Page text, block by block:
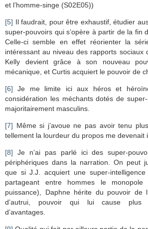
et l’homme-singe (S02E05))
[5] Il faudrait, pour être exhaustif, étudier
super-pouvoirs qui s’opère à partir de la fin
Celle-ci semble en effet réorienter la
intéressant au niveau des rapports sociaux
Kelly devient grâce à son nouveau
mécanique, et Curtis acquiert le pouvoir de
[6] Je me limite ici aux héros et
considération les méchants dotés de
majoritairement masculins.
[7] Même si j’avoue ne pas avoir tenu
tellement la lourdeur du propos me devenait
[8] Je n’ai pas parlé ici des super-
périphériques dans la narration. On peut
que si J.J. acquiert une super-
partageant entre hommes le
puissance), Daphne hérite du pouvoir de
d’autrui, pouvoir qui lui cause plus
d’avantages.